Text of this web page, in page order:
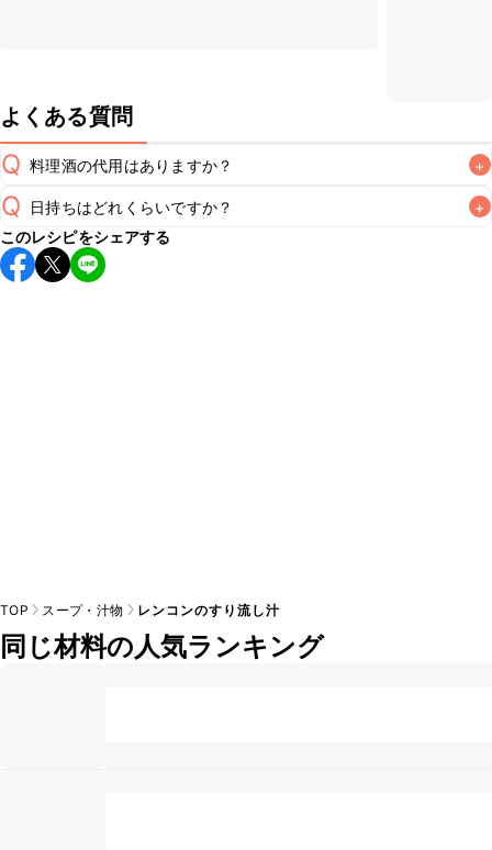
よくある質問
Q 料理酒の代用はありますか？ +
A
Q 日持ちはどれくらいですか？ +
保存期間は冷蔵で翌日中が目安です。なるべくお早めにお召
し上がりください。
このレシピをシェアする
TOP スープ・汁物 レンコンのすり流し汁
同じ材料の人気ランキング